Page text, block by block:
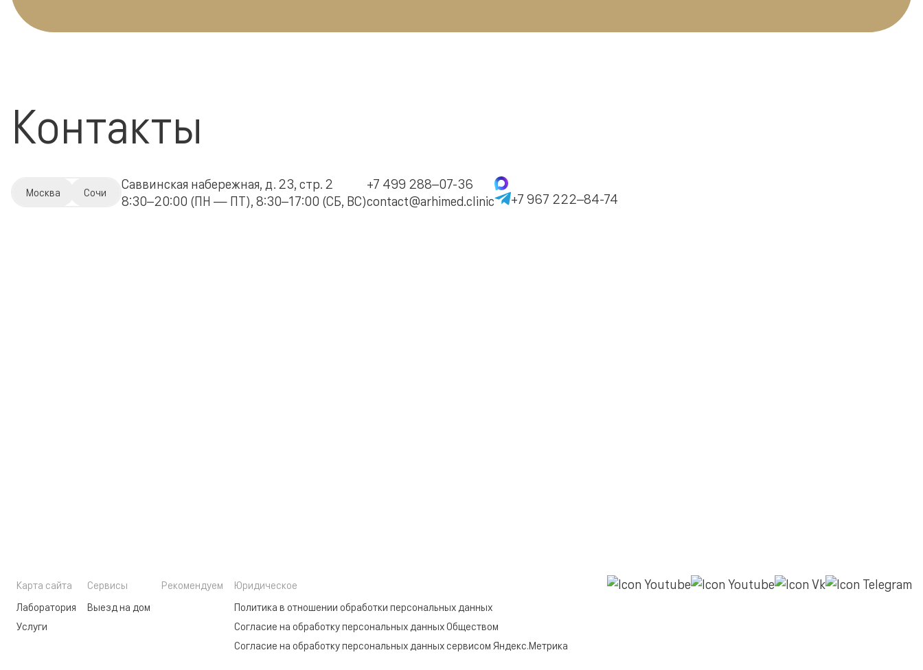
Контакты
Москва Сочи
Саввинская набережная, д. 23, стр. 2
8:30–20:00 (ПН — ПТ), 8:30–17:00 (СБ, ВС)
+7 499 288–07-36
contact@arhimed.clinic
+7 967 222–84-74
Карта сайта
Лаборатория
Услуги
Сервисы
Выезд на дом
Рекомендуем
Юридическое
Политика в отношении обработки персональных данных
Согласие на обработку персональных данных Обществом
Согласие на обработку персональных данных сервисом Яндекс.Метрика